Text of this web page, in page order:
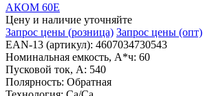
АКОМ 60Е
Цену и наличие уточняйте
Запрос цены (розница) Запрос цены (опт)
EAN-13 (артикул): 4607034730543
Номинальная емкость, А*ч: 60
Пусковой ток, А: 540
Полярность: Обратная